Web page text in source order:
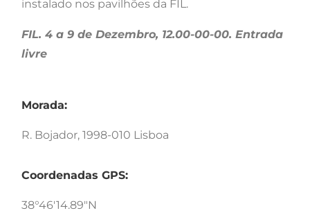
instalado nos pavilhões da FIL.
FIL. 4 a 9 de Dezembro, 12.00-00-00. Entrada
livre
Morada:
R. Bojador, 1998-010 Lisboa
Coordenadas GPS:
38°46'14.89"N